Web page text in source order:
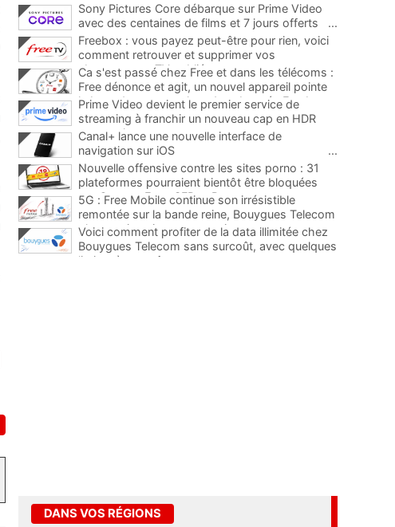
Sony Pictures Core débarque sur Prime Video
avec des centaines de films et 7 jours offerts
...
Freebox : vous payez peut-être pour rien, voici
comment retrouver et supprimer vos
abonnements TV oubliés
...
Ca s'est passé chez Free et dans les télécoms :
Free dénonce et agit, un nouvel appareil pointe
le bout de son nez chez des abonnés Freebox...
Prime Video devient le premier service de
streaming à franchir un nouveau cap en HDR
avec ce lancement
Canal+ lance une nouvelle interface de
navigation sur iOS
...
Nouvelle offensive contre les sites porno : 31
plateformes pourraient bientôt être bloquées
par Orange, Free, SFR et Bouygues
5G : Free Mobile continue son irrésistible
remontée sur la bande reine, Bouygues Telecom
plus que jamais sous pression
Voici comment profiter de la data illimitée chez
Bouygues Telecom sans surcoût, avec quelques
limites à connaître
DANS VOS RÉGIONS